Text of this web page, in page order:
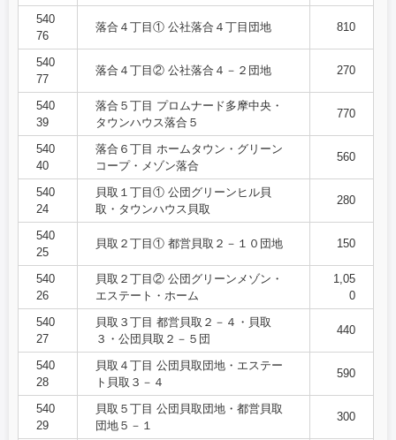
540
76
落合４丁目① 公社落合４丁目団地 810
540
77
落合４丁目② 公社落合４－２団地 270
540
39
落合５丁目 プロムナード多摩中央・
タウンハウス落合５
770
540
40
落合６丁目 ホームタウン・グリーン
コープ・メゾン落合
560
540
24
貝取１丁目① 公団グリーンヒル貝
取・タウンハウス貝取
280
540
25
貝取２丁目① 都営貝取２－１０団地 150
540
26
貝取２丁目② 公団グリーンメゾン・
エステート・ホーム
1,05
0
540
27
貝取３丁目 都営貝取２－４・貝取
３・公団貝取２－５団
440
540
28
貝取４丁目 公団貝取団地・エステー
ト貝取３－４
590
540
29
貝取５丁目 公団貝取団地・都営貝取
団地５－１
300